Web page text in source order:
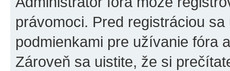
právomoci. Pred registráciou
podmienkami pre užívanie fóra
Zároveň sa uistite, že si